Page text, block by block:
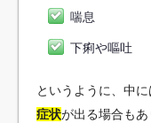
喘息
下痢や嘔吐
というように、中に
症状が出る場合もあ